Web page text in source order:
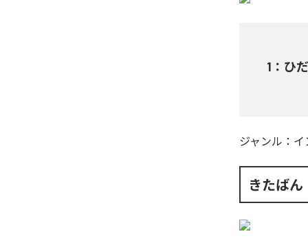
1 ： ひ
ジャンル： イ
きたばん